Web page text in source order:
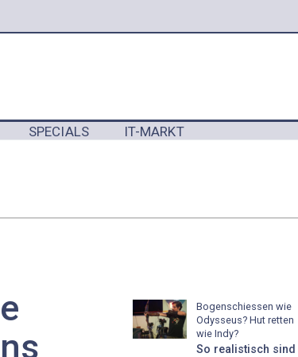
SPECIALS IT-MARKT
Bogenschiessen wie
Odysseus? Hut retten
wie Indy?
So realistisch sind